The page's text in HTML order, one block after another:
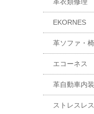
EKORNES
革ソファ・
エコーネス
革自動車内
ストレスレ